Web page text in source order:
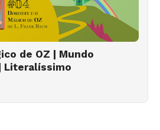
de OZ | Mundo
Literalíssimo